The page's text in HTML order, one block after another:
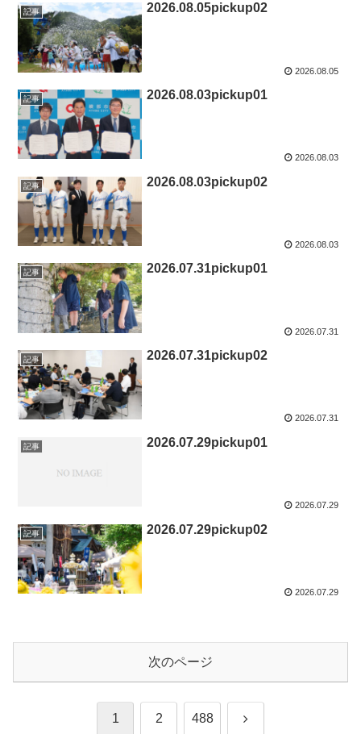
記事 2026.08.05pickup02
2026.08.05
記事 2026.08.03pickup01
2026.08.03
記事 2026.08.03pickup02
2026.08.03
記事 2026.07.31pickup01
2026.07.31
記事 2026.07.31pickup02
2026.07.31
記事 2026.07.29pickup01
2026.07.29
記事 2026.07.29pickup02
2026.07.29
次のページ
1 2 488 次